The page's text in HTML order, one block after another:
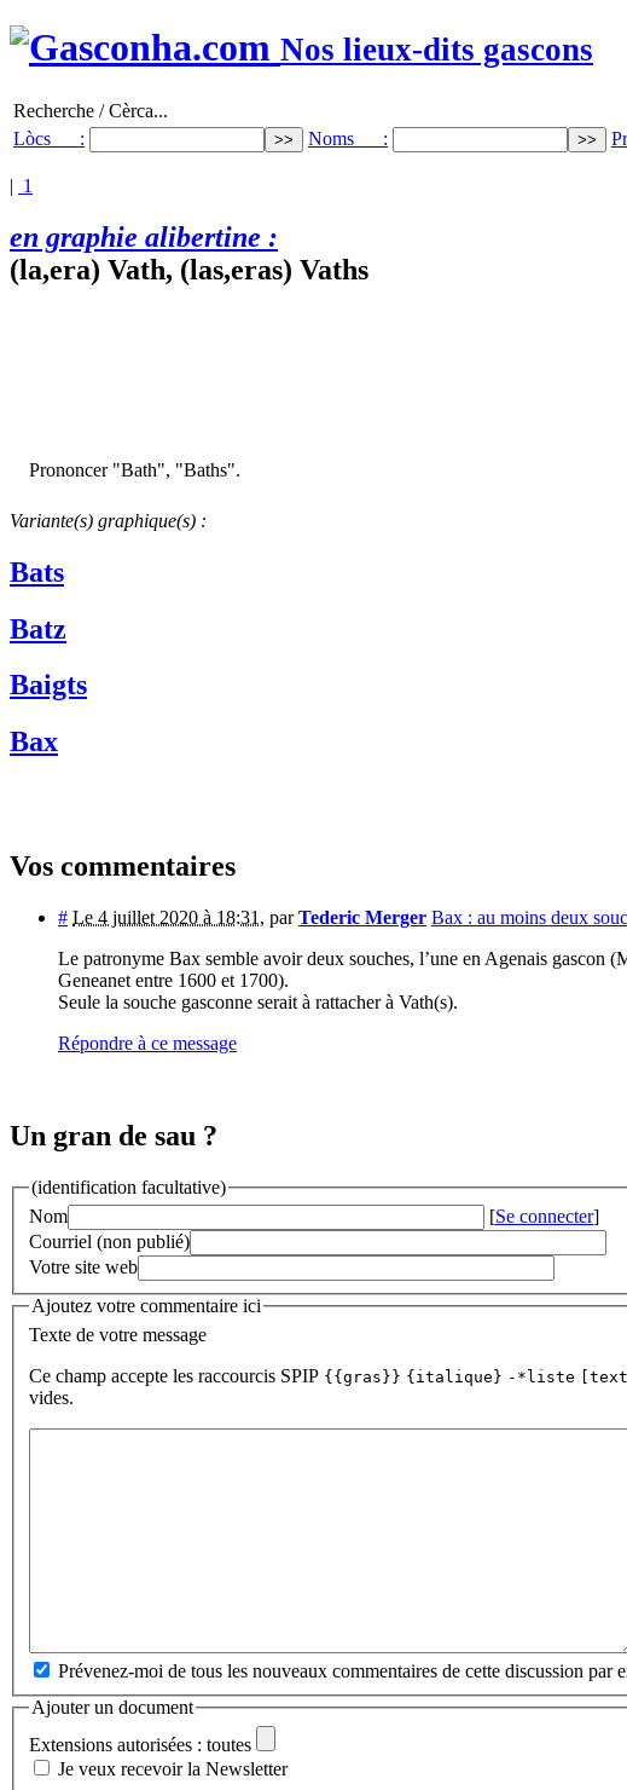
Nos lieux-dits gascons
Recherche / Cèrca...
Lòcs :
Noms :
| 1
en graphie alibertine :
(la,era) Vath, (las,eras) Vaths
Prononcer "Bath", "Baths".
Variante(s) graphique(s) :
Bats
Batz
Baigts
Bax
Vos commentaires
# Le 4 juillet 2020 à 18:31 , parTederic Merger Bax : au moins deux
Le patronyme Bax semble avoir deux souches, l’une en Agenais gascon
Geneanet entre 1600 et 1700).
Seule la souche gasconne serait à rattacher à Vath(s).
Répondre à ce message
Un gran de sau ?
(identification facultative)
Nom
[Se connecter]
Courriel (non publié)
Votre site web
Ajoutez votre commentaire ici
Texte de votre message
Ce champ accepte les raccourcis SPIP {{gras}} {italique} -*liste
vides.
Prévenez-moi de tous les nouveaux commentaires de cette discussion par
Ajouter un document
Extensions autorisées : toutes
Je veux recevoir la Newsletter